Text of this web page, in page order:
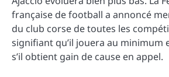
française de football a annoncé
du club corse de toutes les
signifiant qu’il jouera au minimum
s’il obtient gain de cause en appel.